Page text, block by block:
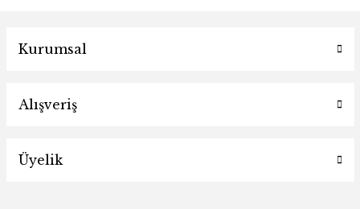
Yeşil Pamuklu Keten Elbise
1.200,00 TL
Kurumsal
Alışveriş
Üyelik